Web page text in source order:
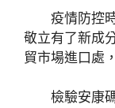
疫情防控
敬立有了新成
貿市場進口處
檢驗安康